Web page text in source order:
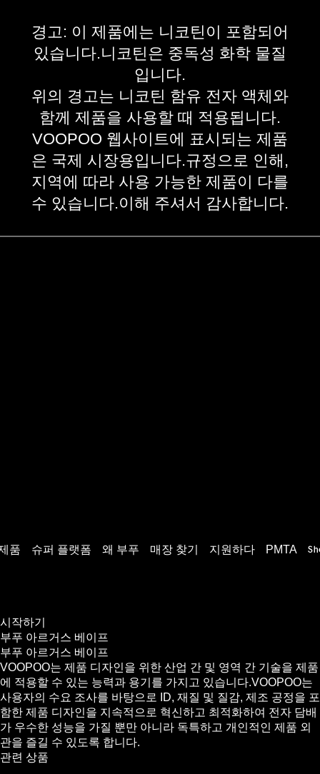
경고: 이 제품에는 니코틴이 포함되어
있습니다.니코틴은 중독성 화학 물질
입니다.
위의 경고는 니코틴 함유 전자 액체와
함께 제품을 사용할 때 적용됩니다.
VOOPOO 웹사이트에 표시되는 제품
은 국제 시장용입니다.규정으로 인해,
지역에 따라 사용 가능한 제품이 다를
수 있습니다.이해 주셔서 감사합니다.
품 슈퍼 플랫폼 왜 부푸 매장 찾기 지원하다 PMTA
시작하기
부푸 아르거스 베이프
부푸 아르거스 베이프
VOOPOO는 제품 디자인을 위한 산업 간 및 영역 간 기술을 제품
에 적용할 수 있는 능력과 용기를 가지고 있습니다.VOOPOO는
사용자의 수요 조사를 바탕으로 ID, 재질 및 질감, 제조 공정을 포
함한 제품 디자인을 지속적으로 혁신하고 최적화하여 전자 담배
가 우수한 성능을 가질 뿐만 아니라 독특하고 개인적인 제품 외
관을 즐길 수 있도록 합니다.
관련 상품